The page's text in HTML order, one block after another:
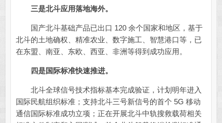
三是北斗应用落地海外。
国产北斗基础产品已出口 120 余个国家和地区，基于
北斗的土地确权、精准农业、数字施工、智慧港口等，已
在东盟、南亚、东欧、西亚、非洲等得到成功应用。
四是国际标准快速推进。
北斗全球信号技术指标基本完成验证，计划明年进入
国际民航组织标准；支持北斗三号新信号的首个 5G 移动
通信国际标准成功立项；正在开展北斗中轨搜救载荷相关